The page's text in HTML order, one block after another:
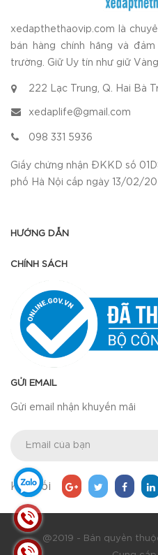
xedapthethaovip.com là
bán hàng chính hãng và
trường. Giữ Uy tín như giữ Vàng
222 Lạc Trung, Q. Hai Bà
xedaplife@gmail.com
098 331 5936
Giấy chứng nhận ĐKKD số
phố Hà Nội cấp ngày 13/02/
HƯỚNG DẪN
CHÍNH SÁCH
GỬI EMAIL
Gửi email nhận khuyến mãi
Kết nối
@2019 - Bản quyền